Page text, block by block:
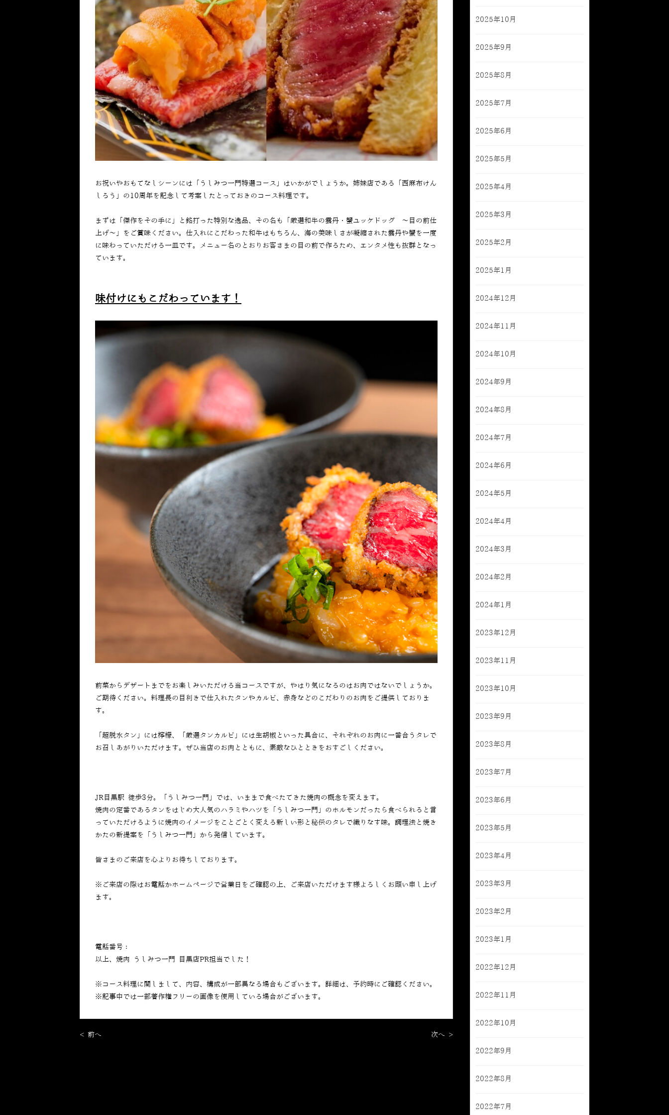
お祝いやおもてなしシーンには「うしみつ一門特選コース」はいかがでしょうか。姉妹店である「西麻布けん
しろう」の10周年を記念して考案したとっておきのコース料理です。
まずは「傑作をその手に」と銘打った特別な逸品、その名も「厳選和牛の雲丹・蟹ユッケドッグ ～目の前仕
上げ～」をご賞味ください。仕入れにこだわった和牛はもちろん、海の美味しさが凝縮された雲丹や蟹を一度
に味わっていただける一皿です。メニュー名のとおりお客さまの目の前で作るため、エンタメ性も抜群となっ
ています。
味付けにもこだわっています！
前菜からデザートまでをお楽しみいただける当コースですが、やはり気になるのはお肉ではないでしょうか。
ご期待ください。料理長の目利きで仕入れたタンやカルビ、赤身などのこだわりのお肉をご提供しておりま
す。
「超脱水タン」には檸檬、「厳選タンカルビ」には生胡椒といった具合に、それぞれのお肉に一番合うタレで
お召しあがりいただけます。ぜひ当店のお肉とともに、素敵なひとときをおすごしください。
JR目黒駅 徒歩3分。「うしみつ一門」では、いままで食べたてきた焼肉の概念を変えます。
焼肉の定番であるタンをはじめ大人気のハラミやハツを「うしみつ一門」のホルモンだったら食べられると言
っていただけるように焼肉のイメージをことごとく変える新しい形と秘伝のタレで織りなす味。調理法と焼き
かたの新提案を「うしみつ一門」から発信しています。
皆さまのご来店を心よりお待ちしております。
※ご来店の際はお電話かホームページで営業日をご確認の上、ご来店いただけます様よろしくお願い申し上げ
ます。
電話番号：
以上、焼肉 うしみつ一門 目黒店PR担当でした！
※コース料理に関しまして、内容、構成が一部異なる場合もございます。詳細は、予約時にご確認ください。
※記事中では一部著作権フリーの画像を使用している場合がございます。
< 前へ 次へ >
2025年10月
2025年9月
2025年8月
2025年7月
2025年6月
2025年5月
2025年4月
2025年3月
2025年2月
2025年1月
2024年12月
2024年11月
2024年10月
2024年9月
2024年8月
2024年7月
2024年6月
2024年5月
2024年4月
2024年3月
2024年2月
2024年1月
2023年12月
2023年11月
2023年10月
2023年9月
2023年8月
2023年7月
2023年6月
2023年5月
2023年4月
2023年3月
2023年2月
2023年1月
2022年12月
2022年11月
2022年10月
2022年9月
2022年8月
2022年7月